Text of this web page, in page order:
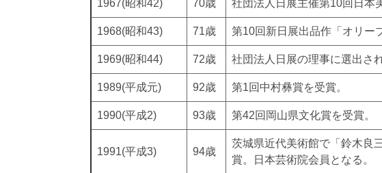
1967(昭和42) 70歳 社団法人日展主催第10回日本
1968(昭和43) 71歳 第10回新日展出品作「オリー
1969(昭和44) 72歳 社団法人日展の理事に選出され
1989(平成元) 92歳 第1回中村彝賞を受賞。
1990(平成2) 93歳 第42回岡山県文化賞を受賞。
1991(平成3) 94歳
茨城県近代美術館で「鈴木良
賞。日本芸術院会員となる。